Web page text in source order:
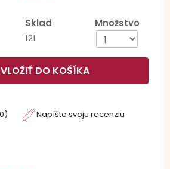
Sklad
121
Množstvo
VLOŽIŤ DO KOŠÍKA
Napíšte svoju recenziu